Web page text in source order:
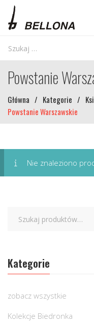
Powstanie
Główna / Kategorie /
Powstanie Warszawskie
Nie znaleziono
Kategorie
zobacz wszystkie
Kolekcje Biedronka